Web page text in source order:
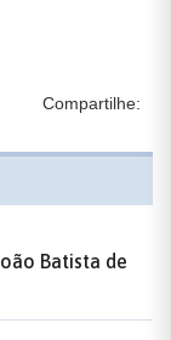
Compartilhe:
Batista de